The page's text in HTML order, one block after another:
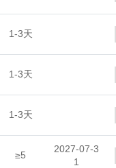
1-3天
1-3天
1-3天
≥5
2027-07-3
1